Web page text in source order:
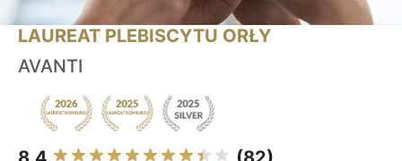
LAUREAT PLEBISCYTU ORŁY
AVANTI